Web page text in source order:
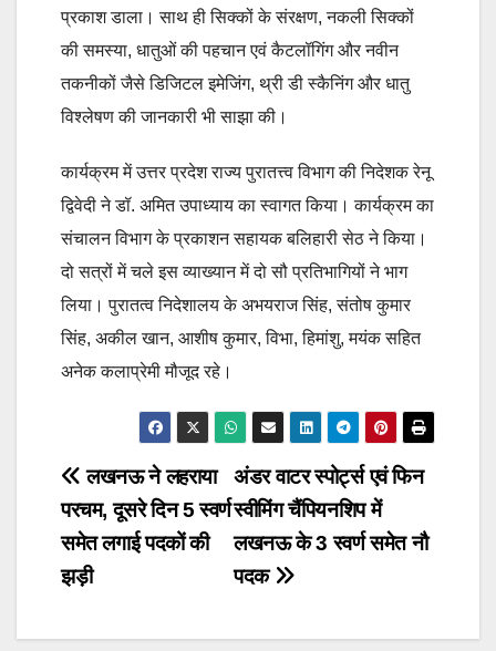
प्रकाश डाला। साथ ही सिक्कों के संरक्षण, नकली सिक्कों
की समस्या, धातुओं की पहचान एवं कैटलॉगिंग और नवीन
तकनीकों जैसे डिजिटल इमेजिंग, थ्री डी स्कैनिंग और धातु
विश्लेषण की जानकारी भी साझा की।
कार्यक्रम में उत्तर प्रदेश राज्य पुरातत्त्व विभाग की निदेशक रेनू
द्विवेदी ने डॉ. अमित उपाध्याय का स्वागत किया। कार्यक्रम का
संचालन विभाग के प्रकाशन सहायक बलिहारी सेठ ने किया।
दो सत्रों में चले इस व्याख्यान में दो सौ प्रतिभागियों ने भाग
लिया। पुरातत्व निदेशालय के अभयराज सिंह, संतोष कुमार
सिंह, अकील खान, आशीष कुमार, विभा, हिमांशु, मयंक सहित
अनेक कलाप्रेमी मौजूद रहे।
Post
navigation
अंडर वाटर स्पोर्ट्स एवं फिन
स्वीमिंग चैंपियनशिप में
लखनऊ के 3 स्वर्ण समेत नौ
पदक
लखनऊ ने लहराया
परचम, दूसरे दिन 5 स्वर्ण
समेत लगाई पदकों की
झड़ी